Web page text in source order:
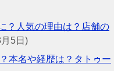
？人気の理由は？店舗の
5日)
本名や経歴は？タトゥー